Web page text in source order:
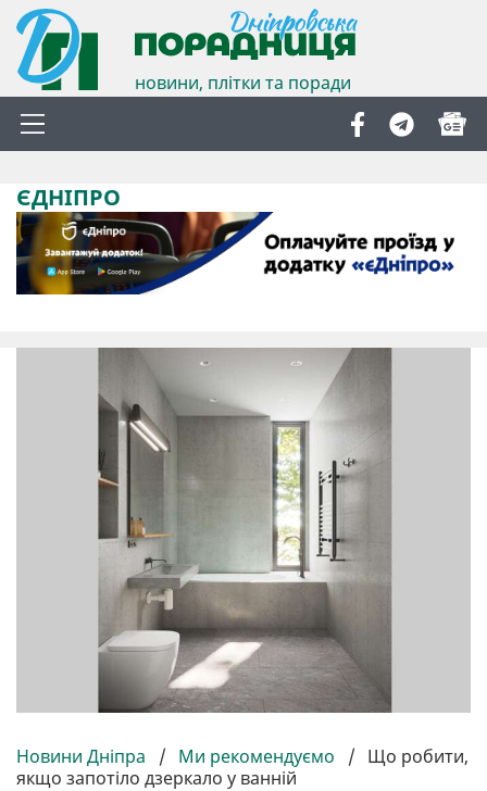
новини, плітки та поради
ЄДНІПРО
Новини Дніпра / Ми рекомендуємо / Що робити,
якщо запотіло дзеркало у ванній